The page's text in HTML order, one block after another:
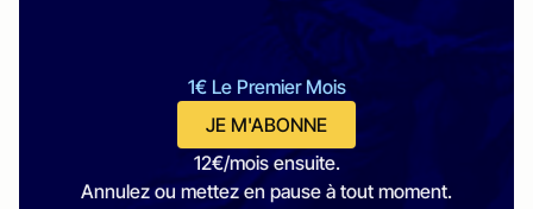
1€ Le Premier Mois
JE M'ABONNE
12€/mois ensuite.
Annulez ou mettez en pause à tout moment.